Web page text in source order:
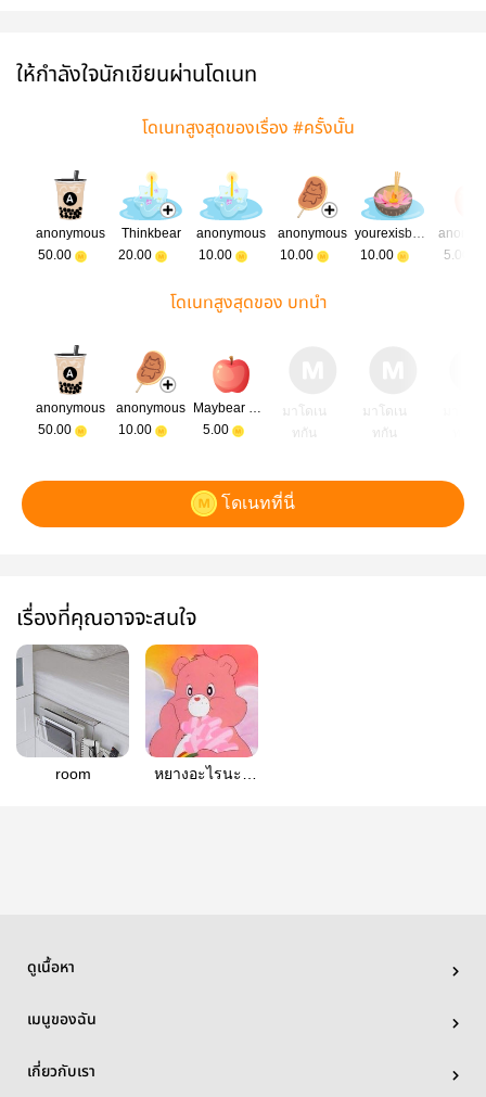
ให้กำลังใจนักเขียนผ่านโดเนท
โดเนทสูงสุดของเรื่อง #ครั้งนั้น
anonymous
50.00
Thinkbear
20.00
anonymous
10.00
anonymous
10.00
yourexisback
10.00
5.00
โดเนทสูงสุดของ บทนำ
anonymous
50.00
anonymous
10.00
Maybear Petnet
5.00
มาโดเน
ทกัน
มาโดเน
ทกัน
โดเนทที่นี่
เรื่องที่คุณอาจจะสนใจ
room
หยางอะไรนะ?
ดูเนื้อหา
เมนูของฉัน
เกี่ยวกับเรา